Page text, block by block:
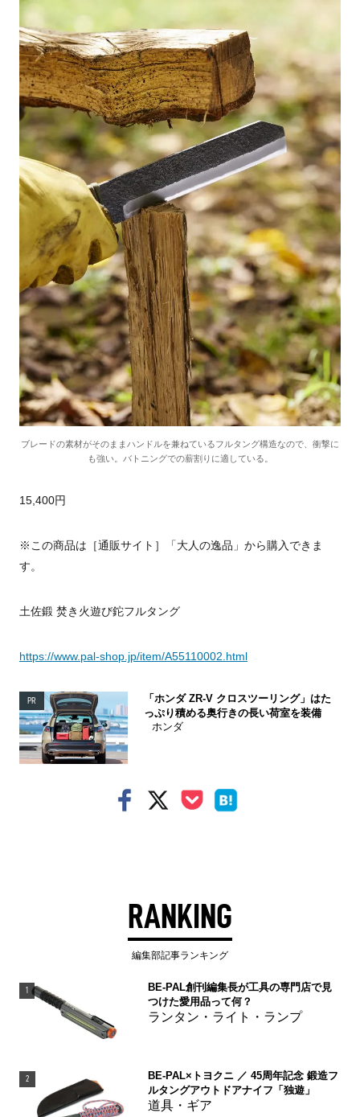
ブレードの素材がそのままハンドルを兼ねているフルタング構造なので、衝撃に
も強い。バトニングでの薪割りに適している。
15,400円
※この商品は［通販サイト］「大人の逸品」から購入できま
す。
土佐鍛 焚き火遊び鉈フルタング
https://www.pal-shop.jp/item/A55110002.html
PR
「ホンダ ZR-V クロスツーリング」はた
っぷり積める奥行きの長い荷室を装備
ホンダ
RANKING
編集部記事ランキング
1
BE-PAL創刊編集長が工具の専門店で見
つけた愛用品って何？
ランタン・ライト・ランプ
2
BE-PAL×トヨクニ ／ 45周年記念 鍛造フ
ルタングアウトドアナイフ「独遊」
道具・ギア